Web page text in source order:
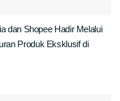
dan Shopee Hadir Melalui
Produk Eksklusif di